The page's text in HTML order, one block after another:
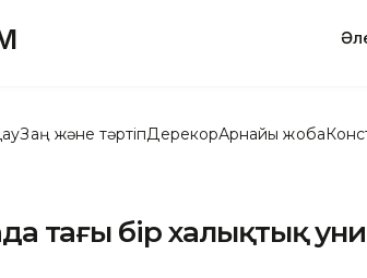
Заң және тәртіпДерекқорАрнайы жоба
тағы бір халықтық